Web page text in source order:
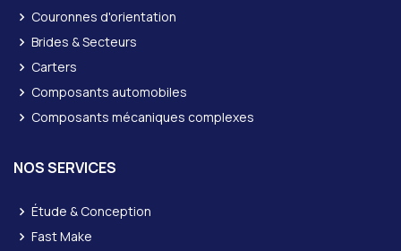
Couronnes d'orientation
Brides & Secteurs
Carters
Composants automobiles
Composants mécaniques complexes
NOS SERVICES
Étude & Conception
Fast Make